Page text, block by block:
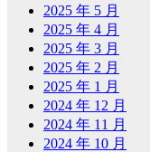
2025 年 5 月
2025 年 4 月
2025 年 3 月
2025 年 2 月
2025 年 1 月
2024 年 12 月
2024 年 11 月
2024 年 10 月